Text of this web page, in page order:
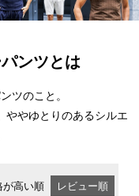
ンツとは
ツのこと。
ややゆとりのあるシルエ
が高い順 レビュー順